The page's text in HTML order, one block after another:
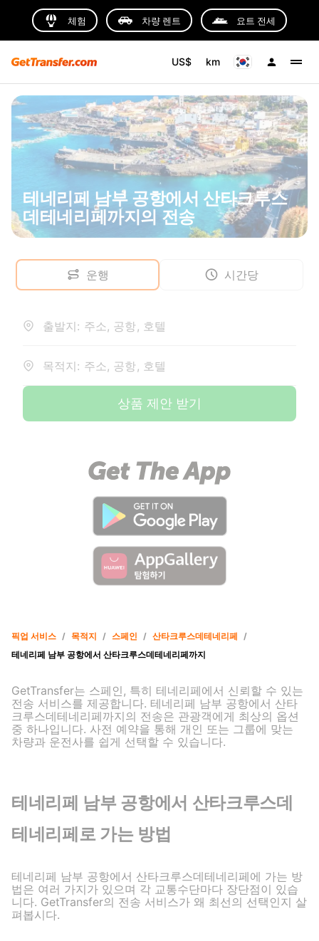
체험 차량 렌트 요트 전세
US$ km
테네리페 남부 공항에서 산타크루스
데테네리페까지의 전송
운행 시간당
출발지: 주소, 공항, 호텔
목적지: 주소, 공항, 호텔
상품 제안 받기
픽업 서비스 / 목적지 / 스페인 / 산타크루스데테네리페 /
테네리페 남부 공항에서 산타크루스데테네리페까지
GetTransfer는 스페인, 특히 테네리페에서 신뢰할 수 있는
전송 서비스를 제공합니다. 테네리페 남부 공항에서 산타
크루스데테네리페까지의 전송은 관광객에게 최상의 옵션
중 하나입니다. 사전 예약을 통해 개인 또는 그룹에 맞는
차량과 운전사를 쉽게 선택할 수 있습니다.
테네리페 남부 공항에서 산타크루스데
테네리페로 가는 방법
테네리페 남부 공항에서 산타크루스데테네리페에 가는 방
법은 여러 가지가 있으며 각 교통수단마다 장단점이 있습
니다. GetTransfer의 전송 서비스가 왜 최선의 선택인지 살
펴봅시다.